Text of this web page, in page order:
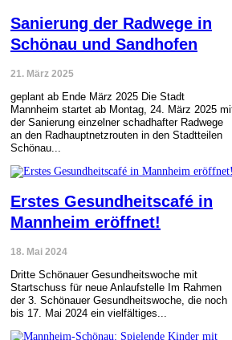
Sanierung der Radwege in
Schönau und Sandhofen
21. März 2025
geplant ab Ende März 2025 Die Stadt
Mannheim startet ab Montag, 24. März 2025
der Sanierung einzelner schadhafter Radwege
an den Radhauptnetzrouten in den Stadtteilen
Schönau...
Erstes Gesundheitscafé in
Mannheim eröffnet!
18. Mai 2024
Dritte Schönauer Gesundheitswoche mit
Startschuss für neue Anlaufstelle Im Rahmen
der 3. Schönauer Gesundheitswoche, die noch
bis 17. Mai 2024 ein vielfältiges...